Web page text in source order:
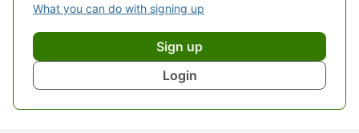
What you can do with signing up
Sign up
Login